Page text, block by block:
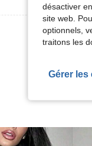
Voir
désactiver
site web.
optionnels,
traitons les
Gérer les